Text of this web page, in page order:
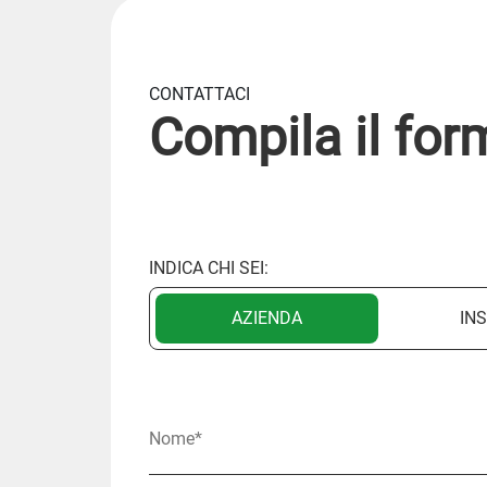
CONTATTACI
Compila il
INDICA CHI SEI:
AZIENDA